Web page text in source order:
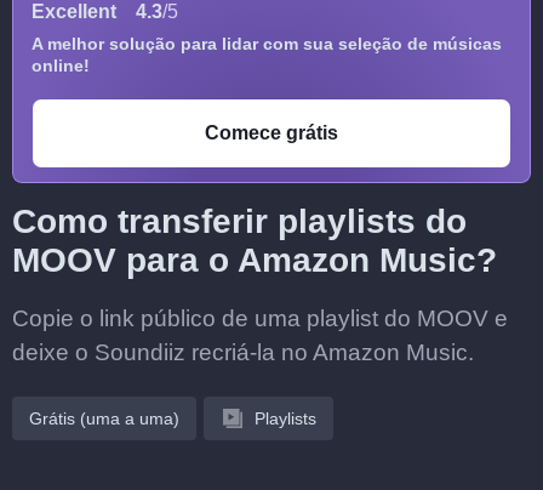
Excellent 4.3/5
A melhor solução para lidar com sua seleção de músicas
online!
Comece grátis
Como transferir playlists do
MOOV para o Amazon Music?
Copie o link público de uma playlist do MOOV e
deixe o Soundiiz recriá-la no Amazon Music.
Grátis (uma a uma) Playlists